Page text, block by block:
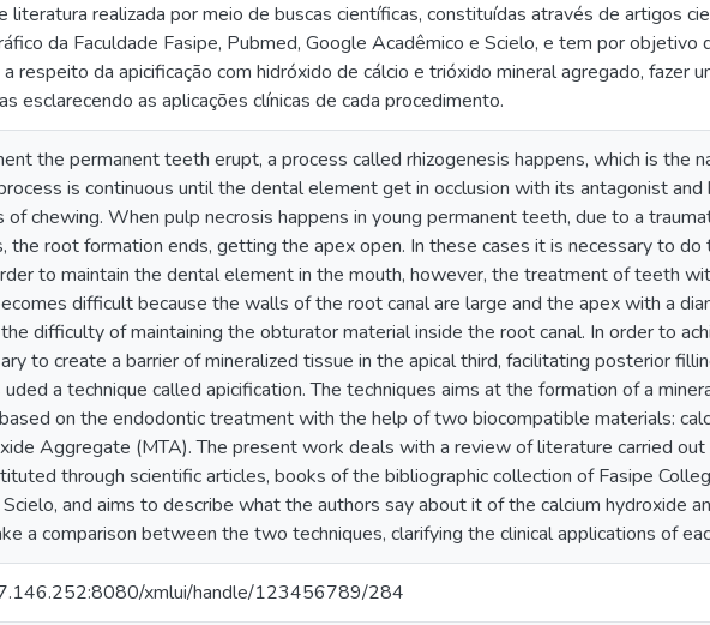
literatura realizada por meio de buscas científicas, constituídas através de artigos
da Faculdade Fasipe, Pubmed, Google Acadêmico e Scielo, e tem por objetivo
respeito da apicificação com hidróxido de cálcio e trióxido mineral agregado, fazer
esclarecendo as aplicações clínicas de cada procedimento.
the permanent teeth erupt, a process called rhizogenesis happens, which is the
is continuous until the dental element get in occlusion with its antagonist
of chewing. When pulp necrosis happens in young permanent teeth, due to a
the root formation ends, getting the apex open. In these cases it is necessary to
to maintain the dental element in the mouth, however, the treatment of teeth
difficult because the walls of the root canal are large and the apex with a
difficulty of maintaining the obturator material inside the root canal. In order to
to create a barrier of mineralized tissue in the apical third, facilitating posterior
a technique called apicification. The techniques aims at the formation of a
on the endodontic treatment with the help of two biocompatible materials:
Aggregate (MTA). The present work deals with a review of literature carried
through scientific articles, books of the bibliographic collection of Fasipe
and aims to describe what the authors say about it of the calcium hydroxide
a comparison between the two techniques, clarifying the clinical applications of
xmlui/handle/123456789/284